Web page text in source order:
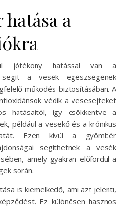
a
jótékony hatással van a
segít a vesék egészségének
működés biztosításában. A
védik a vesesejteket
hatásaitól, így csökkentve a
például a vesekő és a krónikus
Ezen kívül a gyömbér
segíthetnek a vesék
amely gyakran előfordul a
során.
is kiemelkedő, ami azt jelenti,
Ez különösen hasznos